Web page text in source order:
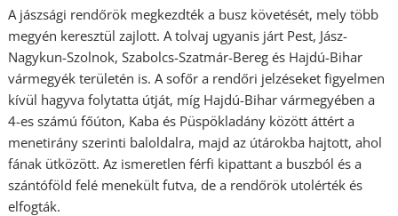
A jászsági rendőrök megkezdték a busz követését, mely több
megyén keresztül zajlott. A tolvaj ugyanis járt Pest, Jász-
Nagykun-Szolnok, Szabolcs-Szatmár-Bereg és Hajdú-Bihar
vármegyék területén is. A sofőr a rendőri jelzéseket figyelmen
kívül hagyva folytatta útját, míg Hajdú-Bihar vármegyében a
4-es számú főúton, Kaba és Püspökladány között áttért a
menetirány szerinti baloldalra, majd az útárokba hajtott, ahol
fának ütközött. Az ismeretlen férfi kipattant a buszból és a
szántóföld felé menekült futva, de a rendőrök utolérték és
elfogták.